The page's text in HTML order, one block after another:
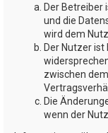
Der Betreiber
und die
wird dem
Der Nutzer
zwischen
Die
wenn der